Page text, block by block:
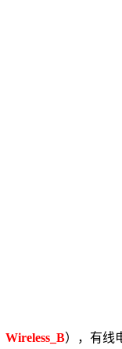
Wireless_B），有线